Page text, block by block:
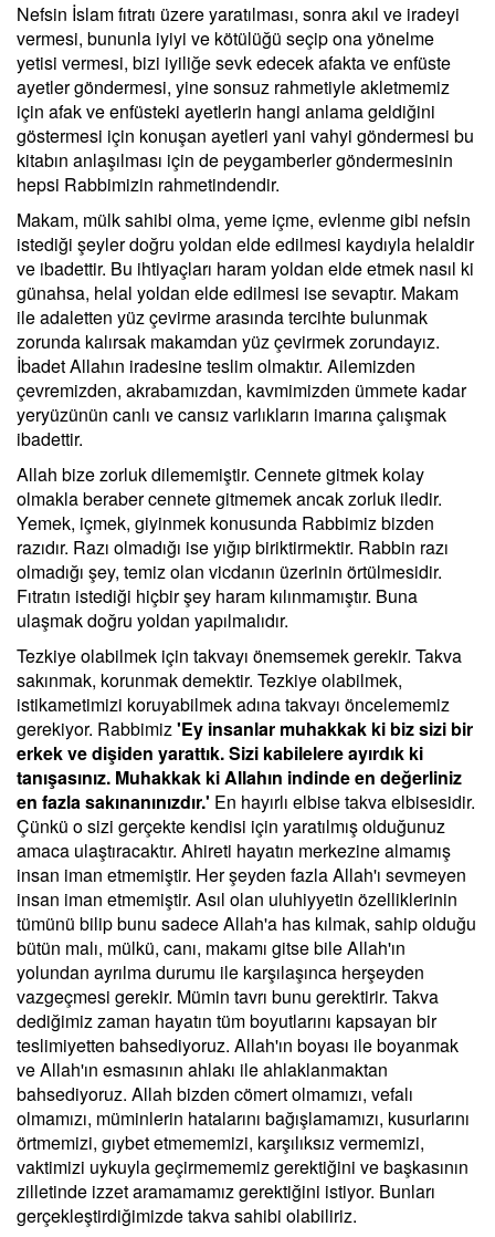
Nefsin İslam fıtratı üzere yaratılması, sonra akıl ve iradeyi
vermesi, bununla iyiyi ve kötülüğü seçip ona yönelme
yetisi vermesi, bizi iyiliğe sevk edecek afakta ve enfüste
ayetler göndermesi, yine sonsuz rahmetiyle akletmemiz
için afak ve enfüsteki ayetlerin hangi anlama geldiğini
göstermesi için konuşan ayetleri yani vahyi göndermesi bu
kitabın anlaşılması için de peygamberler göndermesinin
hepsi Rabbimizin rahmetindendir.
Makam, mülk sahibi olma, yeme içme, evlenme gibi nefsin
istediği şeyler doğru yoldan elde edilmesi kaydıyla helaldir
ve ibadettir. Bu ihtiyaçları haram yoldan elde etmek nasıl ki
günahsa, helal yoldan elde edilmesi ise sevaptır. Makam
ile adaletten yüz çevirme arasında tercihte bulunmak
zorunda kalırsak makamdan yüz çevirmek zorundayız.
İbadet Allahın iradesine teslim olmaktır. Ailemizden
çevremizden, akrabamızdan, kavmimizden ümmete kadar
yeryüzünün canlı ve cansız varlıkların imarına çalışmak
ibadettir.
Allah bize zorluk dilememiştir. Cennete gitmek kolay
olmakla beraber cennete gitmemek ancak zorluk iledir.
Yemek, içmek, giyinmek konusunda Rabbimiz bizden
razıdır. Razı olmadığı ise yığıp biriktirmektir. Rabbin razı
olmadığı şey, temiz olan vicdanın üzerinin örtülmesidir.
Fıtratın istediği hiçbir şey haram kılınmamıştır. Buna
ulaşmak doğru yoldan yapılmalıdır.
Tezkiye olabilmek için takvayı önemsemek gerekir. Takva
sakınmak, korunmak demektir. Tezkiye olabilmek,
istikametimizi koruyabilmek adına takvayı öncelememiz
gerekiyor. Rabbimiz'Ey insanlar muhakkak ki biz sizi bir
erkek ve dişiden yarattık. Sizi kabilelere ayırdık ki
tanışasınız. Muhakkak ki Allahın indinde en değerliniz
en fazla sakınanınızdır.' En hayırlı elbise takva elbisesidir.
Çünkü o sizi gerçekte kendisi için yaratılmış olduğunuz
amaca ulaştıracaktır. Ahireti hayatın merkezine almamış
insan iman etmemiştir. Her şeyden fazla Allah'ı sevmeyen
insan iman etmemiştir. Asıl olan uluhiyyetin özelliklerinin
tümünü bilip bunu sadece Allah'a has kılmak, sahip olduğu
bütün malı, mülkü, canı, makamı gitse bile Allah'ın
yolundan ayrılma durumu ile karşılaşınca herşeyden
vazgeçmesi gerekir. Mümin tavrı bunu gerektirir. Takva
dediğimiz zaman hayatın tüm boyutlarını kapsayan bir
teslimiyetten bahsediyoruz. Allah'ın boyası ile boyanmak
ve Allah'ın esmasının ahlakı ile ahlaklanmaktan
bahsediyoruz. Allah bizden cömert olmamızı, vefalı
olmamızı, müminlerin hatalarını bağışlamamızı, kusurlarını
örtmemizi, gıybet etmememizi, karşılıksız vermemizi,
vaktimizi uykuyla geçirmememiz gerektiğini ve başkasının
zilletinde izzet aramamamız gerektiğini istiyor. Bunları
gerçekleştirdiğimizde takva sahibi olabiliriz.